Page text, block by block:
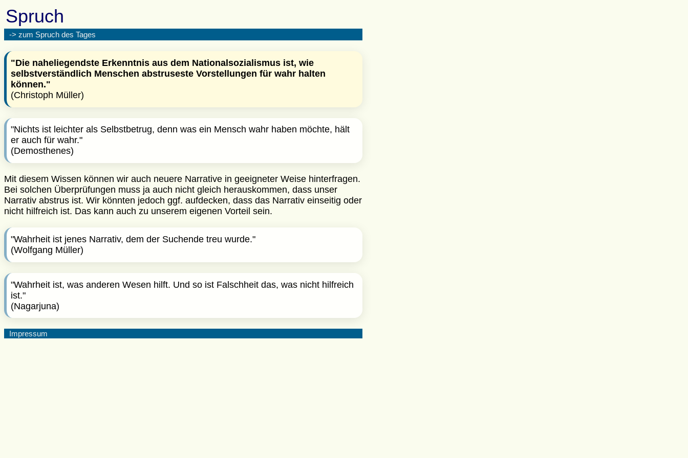
Spruch
-> zum Spruch des Tages
"Die naheliegendste Erkenntnis aus dem Nationalsozialismus ist, wie
selbstverständlich Menschen abstruseste Vorstellungen für wahr halten
können."
(Christoph Müller)
"Nichts ist leichter als Selbstbetrug, denn was ein Mensch wahr haben möchte, hält
er auch für wahr."
(Demosthenes)
Mit diesem Wissen können wir auch neuere Narrative in geeigneter Weise hinterfragen.
Bei solchen Überprüfungen muss ja auch nicht gleich herauskommen, dass unser
Narrativ abstrus ist. Wir könnten jedoch ggf. aufdecken, dass das Narrativ einseitig oder
nicht hilfreich ist. Das kann auch zu unserem eigenen Vorteil sein.
"Wahrheit ist jenes Narrativ, dem der Suchende treu wurde."
(Wolfgang Müller)
"Wahrheit ist, was anderen Wesen hilft. Und so ist Falschheit das, was nicht hilfreich
ist."
(Nagarjuna)
Impressum